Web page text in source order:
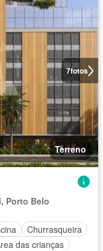
7fotos
Terreno
Porto Belo
Churrasqueira
das crianças